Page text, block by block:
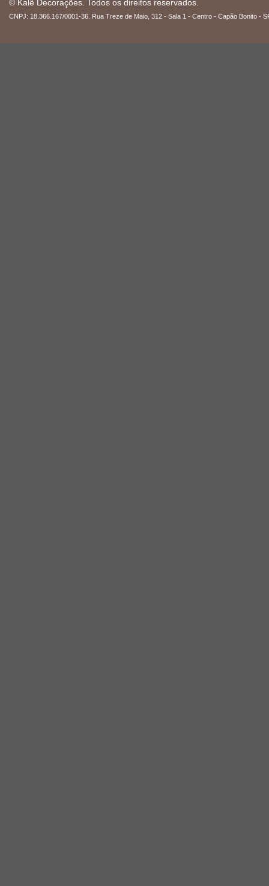
© Kalê Decorações. Todos os direitos reservados.
CNPJ: 18.366.167/0001-36. Rua Treze de Maio, 312 - Sala 1 - Centro - Capão Bonito -